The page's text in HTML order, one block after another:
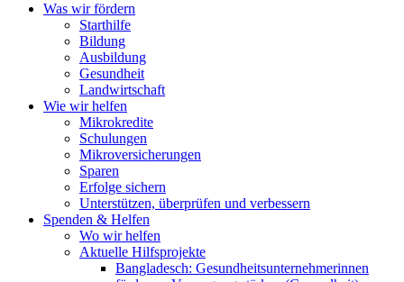
Was wir fördern
Starthilfe
Bildung
Ausbildung
Gesundheit
Landwirtschaft
Wie wir helfen
Mikrokredite
Schulungen
Mikroversicherungen
Sparen
Erfolge sichern
Unterstützen, überprüfen und verbessern
Spenden & Helfen
Wo wir helfen
Aktuelle Hilfsprojekte
Bangladesch: Gesundheitsunternehmerinnen